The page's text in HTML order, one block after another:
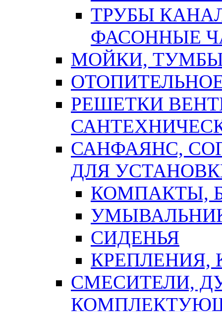
ТРУБЫ
ФАСОННЫЕ
МОЙКИ,
РЕШЕТКИ
САНФАЯНС,
ДЛЯ
КОМПАКТЫ,
СИДЕНЬЯ
СМЕСИТЕЛИ,